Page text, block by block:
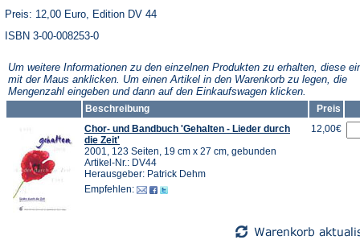
Preis: 12,00 Euro, Edition DV 44
ISBN 3-00-008253-0
Um weitere Informationen zu den einzelnen Produkten zu erhalten, diese
mit der Maus anklicken. Um einen Artikel in den Warenkorb zu legen, die
Mengenzahl eingeben und dann auf den Einkaufswagen klicken.
Beschreibung
Preis
Chor- und Bandbuch 'Gehalten - Lieder durch
die Zeit'
2001, 123 Seiten, 19 cm x 27 cm, gebunden
Artikel-Nr.: DV44
Herausgeber: Patrick Dehm
Empfehlen:
12,00€